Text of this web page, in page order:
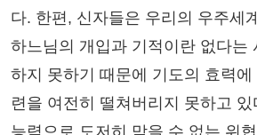
다. 한편, 신자들은 우리의 우주세
하느님의 개입과 기적이란 없다는
하지 못하기 때문에 기도의 효력에
련을 여전히 떨쳐버리지 못하고 있